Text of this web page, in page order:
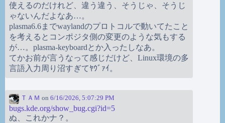
使えるのだけれど、違う違う、そうじゃ、そうじ
ゃないんだよなあ…。
plasma6.6までwaylandのプロトコルで動いてたこと
を考えるとコンポジタ側の変更のような気もする
が…。plasma-keyboardとか入ったしなあ。
てかお前が言うなって感じだけど、Linux環境の多
言語入力周り沼すぎてﾔｳﾞｧｲ。
ＴＡＭ on 6/16/2026, 5:07:29 PM
bugs.kde.org/show_bug.cgi?id=5
ぬ、これかナ？。